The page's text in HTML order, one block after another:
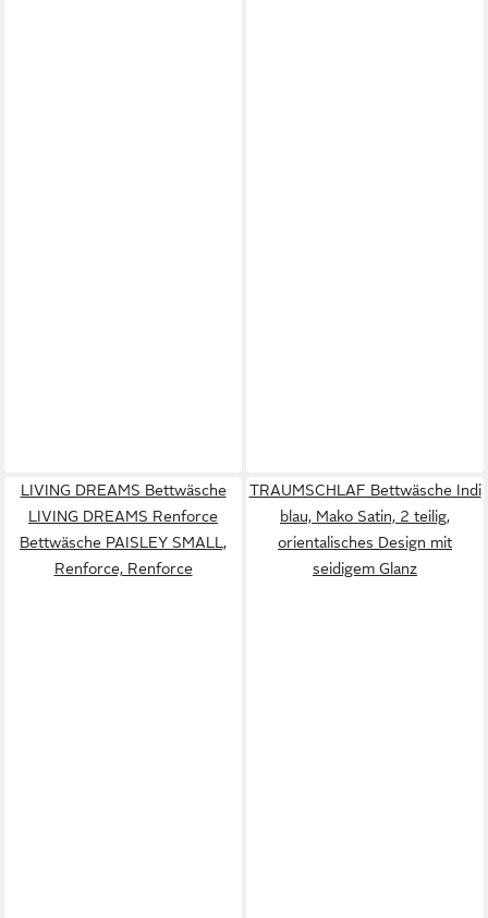
LIVING DREAMS Bettwäsche
LIVING DREAMS Renforce
Bettwäsche PAISLEY SMALL,
Renforce, Renforce
TRAUMSCHLAF Bettwäsche Indi
blau, Mako Satin, 2 teilig,
orientalisches Design mit
seidigem Glanz